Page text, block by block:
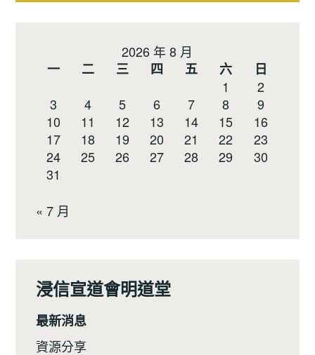
2026 年 8 月
一
二 三 四 五 六
日
1
2
3
4 5 6 7 8
9
10
11 12 13 14 15
16
17
18 19 20 21 22
23
24
25 26 27 28 29
30
31
« 7 月
浸信宣道會明道堂
最新消息
資源分享